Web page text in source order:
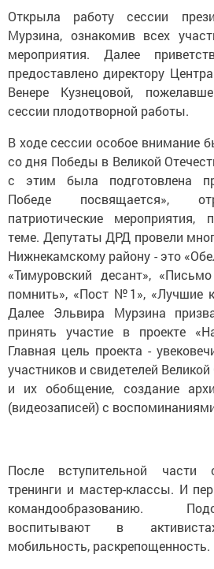
Открыла работу сессии
Мурзина, ознакомив всех
мероприятия. Далее
предоставлено директору
Венере Кузнецовой,
сессии плодотворной работы.
В ходе сессии особое внимание
со дня Победы в Великой
с этим была подготовлена
Победе посвящается»,
патриотические мероприятия,
теме. Депутаты ДРД провели
Нижнекамскому району - это
«Тимуровский десант»,
помнить», «Пост №1», «Лучшие
Далее Эльвира Мурзина
принять участие в проекте
Главная цель проекта -
участников и свидетелей
и их обобщение, создание
(видеозаписей) с
После вступительной части
тренинги и мастер-классы. И
командообразованию.
воспитывают в
мобильность, раскрепощенность.